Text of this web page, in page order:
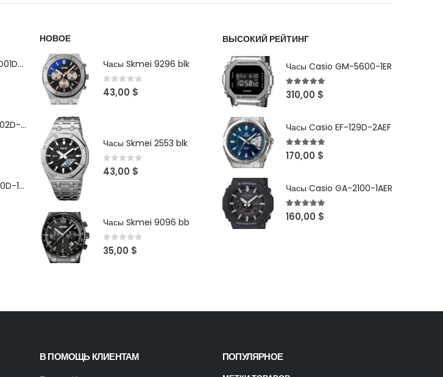
Часы Casio MTP-VD01D-2B
Часы Casio MTP-1302D-1A1VDF
Часы Casio MTS-100D-1AV
НОВОЕ
Часы Skmei 9296 blk
0 out of 5
43,00 $
Часы Skmei 2553 blk
0 out of 5
43,00 $
Часы Skmei 9096 bb
0out of 5
35,00 $
ВЫСОКИЙ РЕЙТИНГ
Часы Casio GM-5600-1ER
5out of 5
310,00 $
Часы Casio EF-129D-2AEF
5out of 5
170,00 $
Часы Casio GA-2100-1AER
5out of 5
160,00 $
В ПОМОЩЬ КЛИЕНТАМ ПОПУЛЯРНОЕ